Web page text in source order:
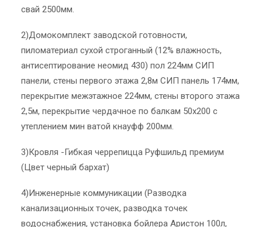
свай 2500мм.
2)Домокомплект заводской готовности,
пиломатериал сухой строганный (12% влажность,
антисептирование неомид 430) пол 224мм СИП
панели, стены первого этажа 2,8м СИП панель 174мм,
перекрытие межэтажное 224мм, стены второго этажа
2,5м, перекрытие чердачное по балкам 50х200 с
утеплением мин ватой кнауфф 200мм.
3)Кровля -Гибкая черрепицца Руфшильд премиум
(Цвет черный бархат)
4)Инженерные коммуникации (Разводка
канализационных точек, разводка точек
водоснабжения, установка бойлера Аристон 100л,